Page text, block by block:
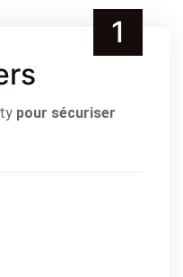
1
pour sécuriser